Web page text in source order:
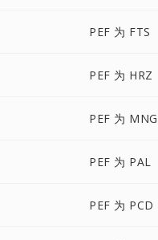
PEF 为 FTS
PEF 为 HRZ
PEF 为 MNG
PEF 为 PAL
PEF 为 PCD